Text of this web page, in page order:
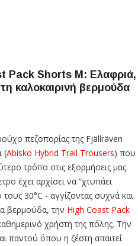
Pack Shorts M: Ελαφριά,
καλοκαιρινή βερμούδα
πεζοπορίας της Fjällräven
(Abisko Hybrid Trail Trousers) που
τρόπο στις εξορμήσεις μας.
έχει αρχίσει να “χτυπάει
30°C - αγγίζοντας συχνά και
βερμούδα, την High Coast Pack
χρήστη της πόλης. Την
παντού όπου η ζέστη απαιτεί